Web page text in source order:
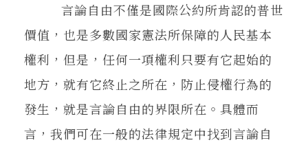
言論自由不僅是國際公約所肯認的普世
價值，也是多數國家憲法所保障的人民基本
權利，但是，任何一項權利只要有它起始的
地方，就有它終止之所在，防止侵權行為的
發生，就是言論自由的界限所在。具體而
言，我們可在一般的法律規定中找到言論自